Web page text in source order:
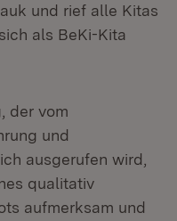
und rief alle Kitas
als BeKi-Kita
der vom
und
ausgerufen wird,
qualitativ
aufmerksam und